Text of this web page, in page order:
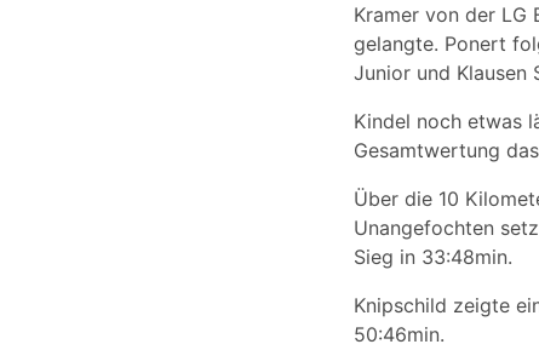
Kramer von der LG
gelangte. Ponert
Junior und Klausen
Kindel noch etwas
Gesamtwertung
Über die 10
Unangefochten
Sieg in 33:48min.
Knipschild zeigte
50:46min.